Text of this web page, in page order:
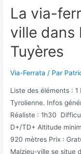
La via-
ville dans
Tuyères
Via-Ferrata / Par
Liste des éléments : 1
Tyrolienne. Infos
Réaliste : 1h30
D+/TD+ Altitude
920 mètres Prix :
Malzieu-ville se situe